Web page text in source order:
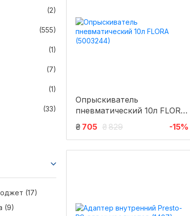
(2)
(555)
(1)
(7)
(1)
(33)
(17)
(9)
Опрыскиватель
пневматический 10л FLORA
(5003244)
₴ 705 ₴829 -15%